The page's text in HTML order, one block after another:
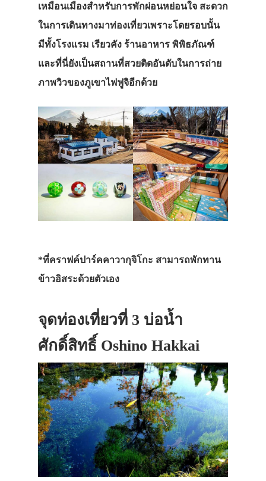
เหมือนเมืองสำหรับการพักผ่อนหย่อนใจ สะดวก
ในการเดินทางมาท่องเที่ยวเพราะโดยรอบนั้น
มีทั้งโรงแรม เรียวคัง ร้านอาหาร พิพิธภัณฑ์
และที่นี่ยังเป็นสถานที่สวยติดอันดับในการถ่าย
ภาพวิวของภูเขาไฟฟูจิอีกด้วย
*ที่คราฟค์ปาร์คคาวากุจิโกะ สามารถพักทาน
ข้าวอิสระด้วยตัวเอง
จุดท่องเที่ยวที่ 3 บ่อน้ำ
ศักดิ์สิทธิ์ Oshino Hakkai